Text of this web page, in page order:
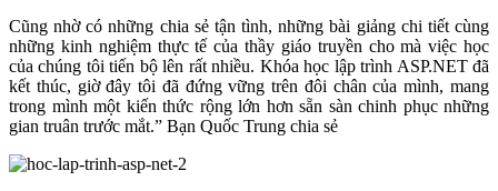
Cũng nhờ có những chia sẻ tận tình, những bài giảng chi tiết cùng
những kinh nghiệm thực tế của thầy giáo truyền cho mà việc học
của chúng tôi tiến bộ lên rất nhiều. Khóa học lập trình ASP.NET đã
kết thúc, giờ đây tôi đã đứng vững trên đôi chân của mình, mang
trong mình một kiến thức rộng lớn hơn sẵn sàn chinh phục những
gian truân trước mắt.” Bạn Quốc Trung chia sẻ